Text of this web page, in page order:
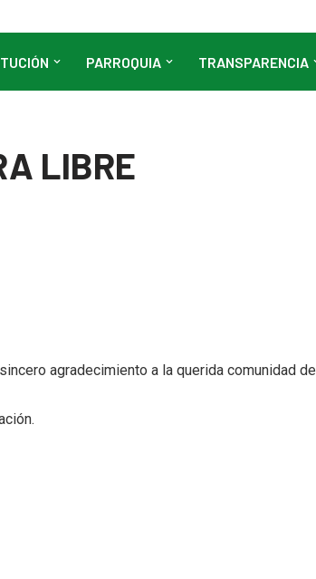
PARROQUIA TRANSPARENCIA
LIBRE
agradecimiento a la querida comunidad de